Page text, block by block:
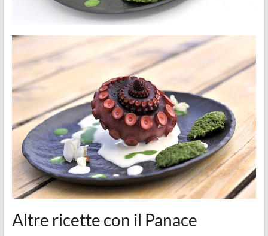
Altre ricette con il Panace